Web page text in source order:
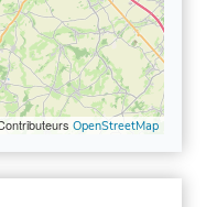
OpenStreetMap